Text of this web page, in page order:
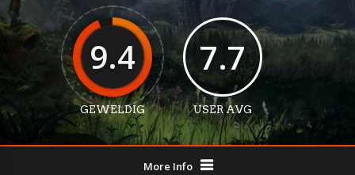
9.4
GEWELDIG
7.7
USER AVG
More Info